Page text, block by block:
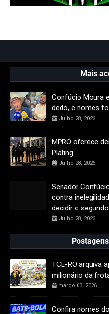
Mais
Confúcio Moura
dedo, e nomes
Julho 28, 2026
MPRO oferece
Plating
Julho 28, 2026
Senador
contra
decidir o
Julho 28, 2026
TCE-RO arquiva
milionário da
março 03, 2026
Confira nomes